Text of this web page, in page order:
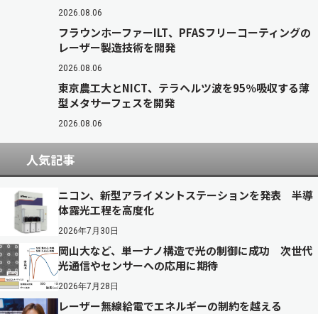
2026.08.06
フラウンホーファーILT、PFASフリーコーティングの
レーザー製造技術を開発
2026.08.06
東京農工大とNICT、テラヘルツ波を95％吸収する薄
型メタサーフェスを開発
2026.08.06
人気記事
ニコン、新型アライメントステーションを発表 半導
体露光工程を高度化
2026年7月30日
岡山大など、単一ナノ構造で光の制御に成功 次世代
光通信やセンサーへの応用に期待
2026年7月28日
レーザー無線給電でエネルギーの制約を越える